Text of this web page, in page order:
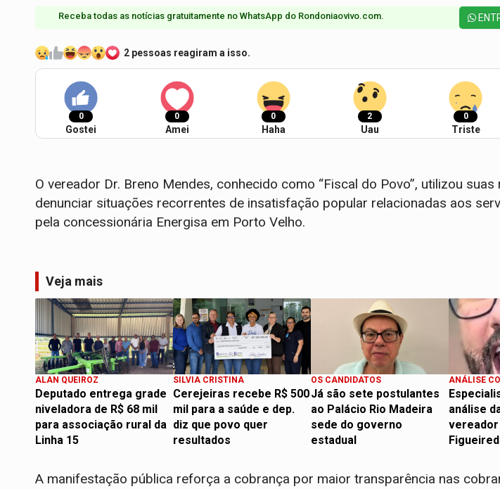
Receba todas as notícias gratuitamente no WhatsApp do Rondoniaovivo.com.​
2 pessoas reagiram a isso.
0
Gostei
0
Amei
0
Haha
2
Uau
0
Triste
O vereador Dr. Breno Mendes, conhecido como “Fiscal do Povo”, utilizou
denunciar situações recorrentes de insatisfação popular relacionadas aos
pela concessionária Energisa em Porto Velho.
Veja mais
ALAN QUEIROZ
Deputado entrega grade
niveladora de R$ 68 mil
para associação rural da
Linha 15
SILVIA CRISTINA
Cerejeiras recebe R$ 500
mil para a saúde e dep.
diz que povo quer
resultados
OS CANDIDATOS
Já são sete postulantes
ao Palácio Rio Madeira
sede do governo
estadual
ANÁLISE
análise
A manifestação pública reforça a cobrança por maior transparência nas